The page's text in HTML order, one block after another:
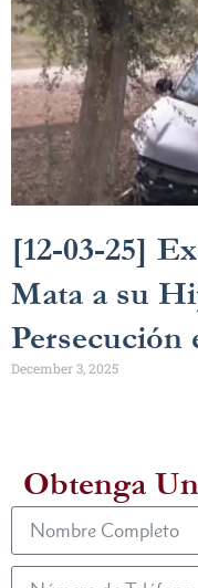
[12-03-25]
Mata a su
Persecución
December 3, 2025
Obtenga